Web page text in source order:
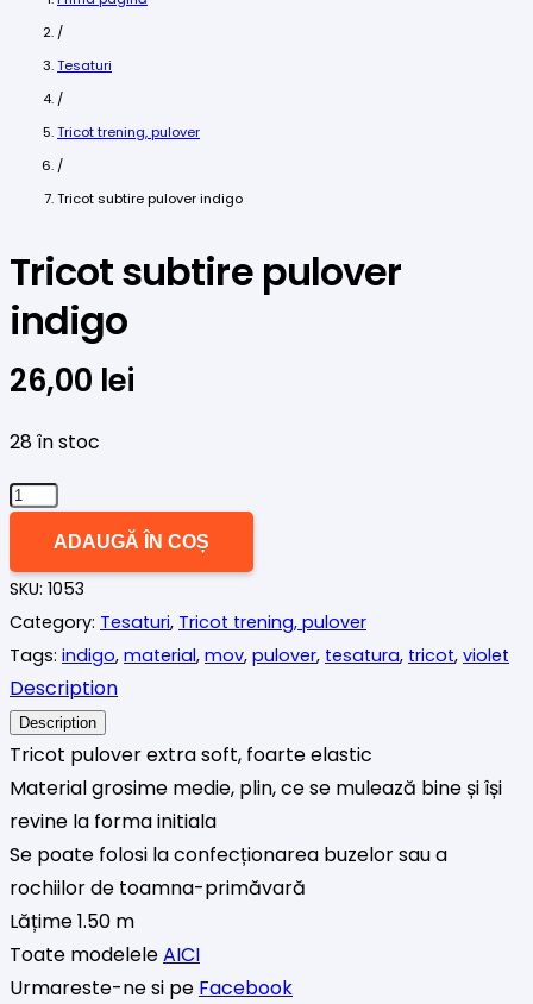
/
Tesaturi
/
Tricot trening, pulover
/
Tricot subtire pulover indigo
Tricot subtire pulover
indigo
26,00 lei
28 în stoc
Cantitate
pulover
indigo
ADAUGĂ ÎN COȘ
SKU: 1053
Category: Tesaturi, Tricot trening, pulover
Tags: indigo, material, mov, pulover, tesatura, tricot, violet
Description
Description
Tricot pulover extra soft, foarte elastic
Material grosime medie, plin, ce se mulează bine și își
revine la forma initiala
Se poate folosi la confecționarea buzelor sau a
rochiilor de toamna-primăvară
Lățime 1.50 m
Toate modeleleAICI
Urmareste-ne si pe Facebook